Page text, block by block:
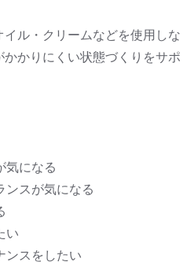
ル・クリームなどを使用しな
かりにくい状態づくりをサポ
気になる
ンスが気になる
い
ンスをしたい